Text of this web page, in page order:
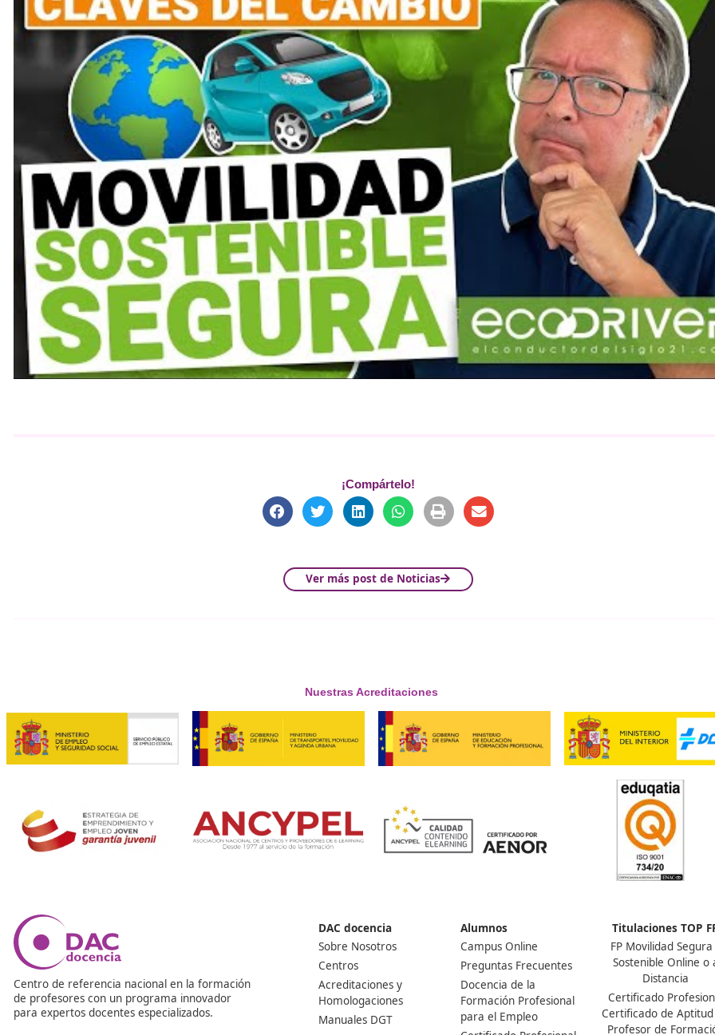
De forma paralela, la DGT ha aprobado una instrucción interna para que todas sus unidades incorporen cláusulas
los contratos que promuevan, reforzando así su papel ejemplar como organismo público.
DAC Docencia, un referente en formación para la
sostenible
En este contexto, DAC Docencia, centro líder en laformación de docentes expertos en Movilidad Segura y Sostenible
compromisocon laResponsabilidad Social Corporativaen materia de Seguridad Vial. Su labor en la
profesionales del sector contribuye a difundir la cultura de la movilidad segura y responsable en empresas,
alineándose con las directrices de la DGT y las recomendaciones internacionales.
Con iniciativas como esta jornada, la Semana Europea de la Movilidad se consolida como un espacio clave para
desplazamiento sostenibles, saludables y seguros, y para impulsar la integración de la seguridad vial en la
políticas públicas.
Ver más post deNoticias